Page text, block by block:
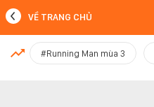
MỚI NHẤT
VỀ TRANG CHỦ
#Running Man mùa 3